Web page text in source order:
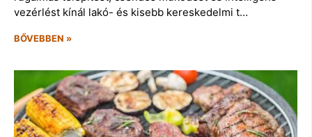
vezérlést kínál lakó- és kisebb kereskedelmi t…
BŐVEBBEN »